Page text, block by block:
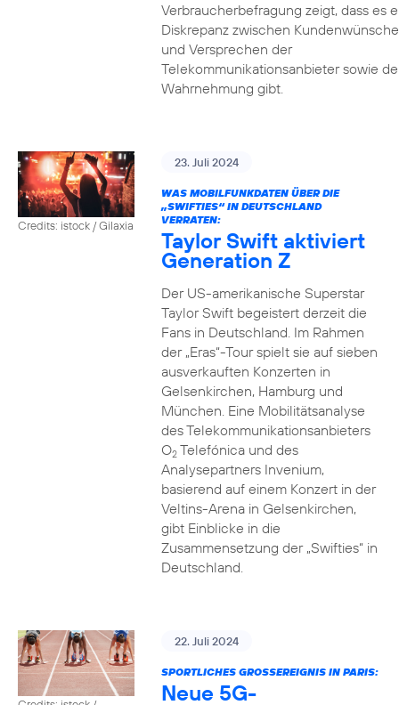
Verbraucherbefragung zeigt, dass es
Diskrepanz zwischen
und Versprechen der
Telekommunikationsanbieter sowie
Wahrnehmung gibt.
Credits: istock / Gilaxia
23. Juli 2024
WAS MOBILFUNKDATEN ÜBER DIE
„SWIFTIES“ IN DEUTSCHLAND
VERRATEN:
Taylor Swift aktiviert
Generation Z
Der US-amerikanische Superstar
Taylor Swift begeistert derzeit die
Fans in Deutschland. Im Rahmen
der „Eras“-Tour spielt sie auf sieben
ausverkauften Konzerten in
Gelsenkirchen, Hamburg und
München. Eine Mobilitätsanalyse
des Telekommunikationsanbieters
O2Telefónica und des
Analysepartners Invenium,
basierend auf einem Konzert in der
Veltins-Arena in Gelsenkirchen,
gibt Einblicke in die
Zusammensetzung der „Swifties“ in
Deutschland.
22. Juli 2024
SPORTLICHES GROSSEREIGNIS IN PARIS:
Neue 5G-